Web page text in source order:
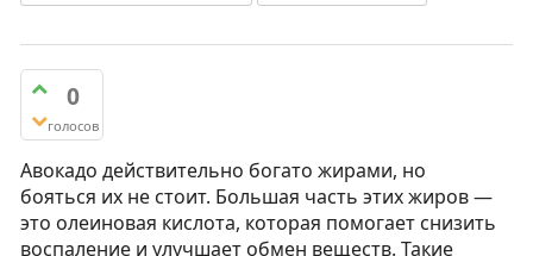
0
голосов
Авокадо действительно богато жирами, но
бояться их не стоит. Большая часть этих жиров —
это олеиновая кислота, которая помогает снизить
воспаление и улучшает обмен веществ. Такие